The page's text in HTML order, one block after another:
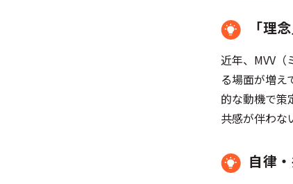
「理
近年、MVV
る場面が増え
的な動機で策
共感が伴わな
自律